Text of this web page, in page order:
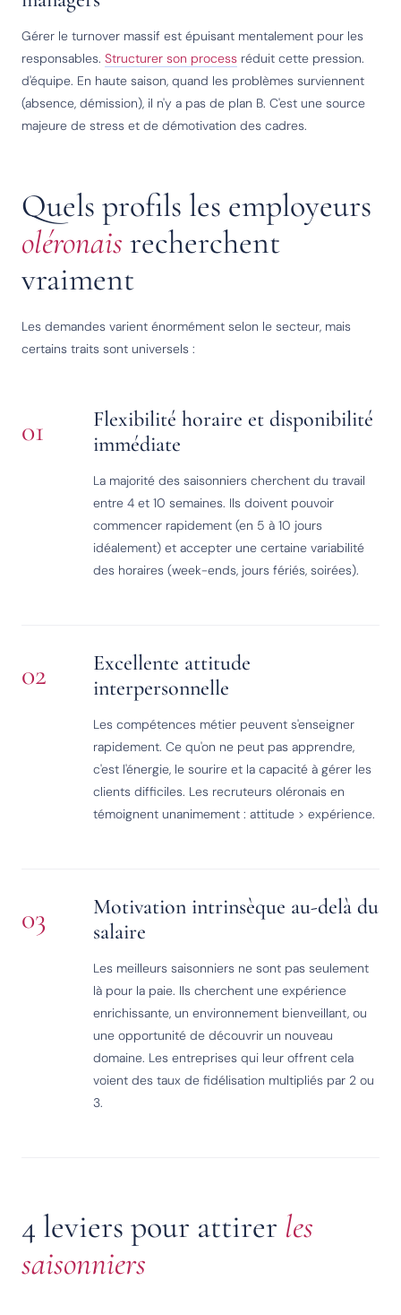
Gérer le turnover massif est épuisant mentalement pour les
responsables. Structurer son process réduit cette pression.
d'équipe. En haute saison, quand les problèmes surviennent
(absence, démission), il n'y a pas de plan B. C'est une source
majeure de stress et de démotivation des cadres.
Quels profils les employeurs
oléronais recherchent
vraiment
Les demandes varient énormément selon le secteur, mais
certains traits sont universels :
01
Flexibilité horaire et disponibilité
immédiate
La majorité des saisonniers cherchent du travail
entre 4 et 10 semaines. Ils doivent pouvoir
commencer rapidement (en 5 à 10 jours
idéalement) et accepter une certaine variabilité
des horaires (week-ends, jours fériés, soirées).
02
Excellente attitude
interpersonnelle
Les compétences métier peuvent s'enseigner
rapidement. Ce qu'on ne peut pas apprendre,
c'est l'énergie, le sourire et la capacité à gérer les
clients difficiles. Les recruteurs oléronais en
témoignent unanimement : attitude > expérience.
03
Motivation intrinsèque au-delà du
salaire
Les meilleurs saisonniers ne sont pas seulement
là pour la paie. Ils cherchent une expérience
enrichissante, un environnement bienveillant, ou
une opportunité de découvrir un nouveau
domaine. Les entreprises qui leur offrent cela
voient des taux de fidélisation multipliés par 2 ou
3.
4 leviers pour attirer les
saisonniers